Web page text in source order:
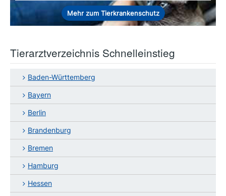
Mehr zum Tierkrankenschutz
Tierarztverzeichnis Schnelleinstieg
Baden-Württemberg
Bayern
Berlin
Brandenburg
Bremen
Hamburg
Hessen